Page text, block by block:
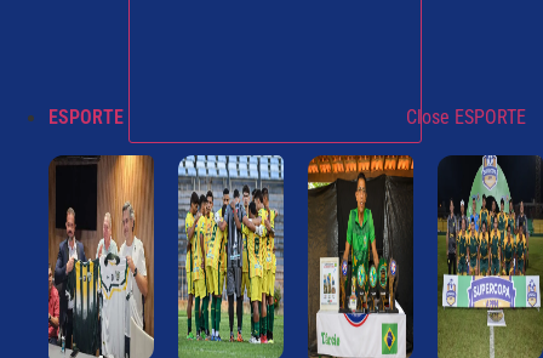
ESPORTE Close ESPORTE